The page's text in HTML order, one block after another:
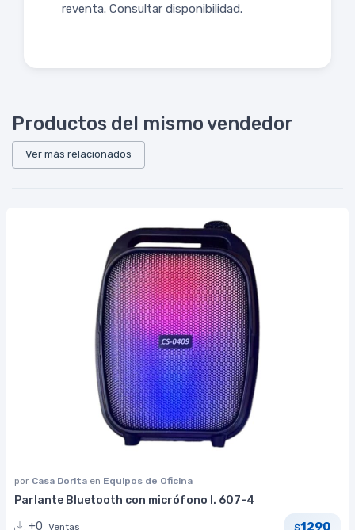
reventa. Consultar disponibilidad.
Productos del mismo vendedor
Ver más relacionados
por Casa Dorita en Equipos de Oficina
Parlante Bluetooth con micrófono I. 607-4
+0 Ventas $1290